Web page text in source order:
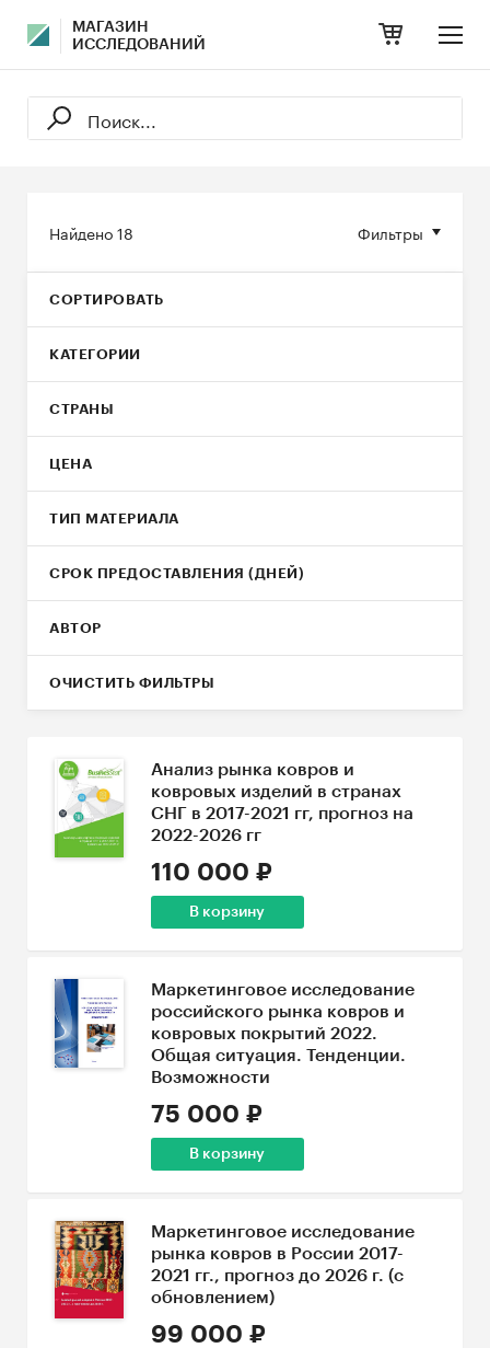
МАГАЗИН
ИССЛЕДОВАНИЙ
Фильтры
Найдено18
СОРТИРОВАТЬ
КАТЕГОРИИ
СТРАНЫ
ЦЕНА
ТИП МАТЕРИАЛА
СРОК ПРЕДОСТАВЛЕНИЯ (ДНЕЙ)
АВТОР
ОЧИСТИТЬ ФИЛЬТРЫ
Анализ рынка ковров и
ковровых изделий в странах
СНГ в 2017-2021 гг, прогноз на
2022-2026 гг
110 000 ₽
В корзину
Маркетинговое исследование
российского рынка ковров и
ковровых покрытий 2022.
Общая ситуация. Тенденции.
Возможности
75 000 ₽
В корзину
Маркетинговое исследование
рынка ковров в России 2017-
2021 гг., прогноз до 2026 г. (с
обновлением)
99 000 ₽